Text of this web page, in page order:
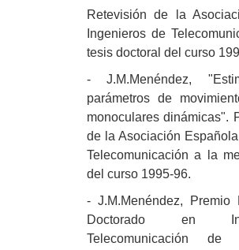
Retevisión de la
Ingenieros de
tesis doctoral del curso
- J.M.Menéndez,
parámetros de
monoculares dinámicas".
de la Asociación
Telecomunicación a la
del curso 1995-96.
- J.M.Menéndez, Premio
Doctorado en
Telecomunicación de